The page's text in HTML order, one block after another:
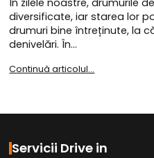
În zilele noastre, drumurile
diversificate, iar starea lor
drumuri bine întreținute, la
denivelări. În…
Continuă articolul...
Servicii Drive in